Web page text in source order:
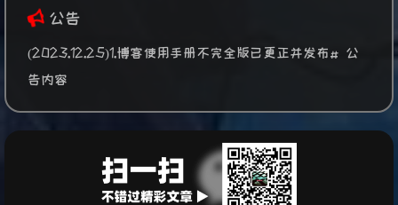
公告
(2023.12.25)1.博客使用手册不完全版已更正并发布# 公
告内容